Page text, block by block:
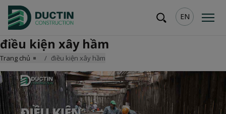
EN
điều kiện xây hầm
Trang chủ điều kiện xây hầm